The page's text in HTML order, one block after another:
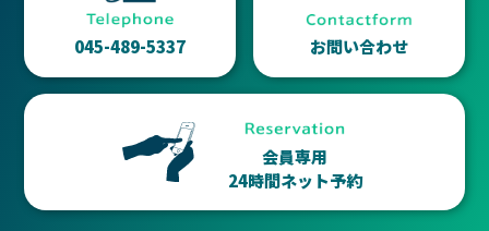
045-489-5337 お問い合わせ
会員専用
24時間ネット予約